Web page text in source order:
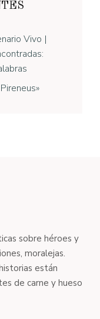
Vivo |
sobre héroes y
moralejas.
están
de carne y hueso